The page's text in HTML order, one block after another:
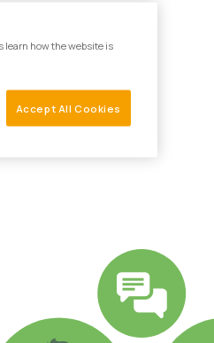
learn how the website is
Accept All Cookies